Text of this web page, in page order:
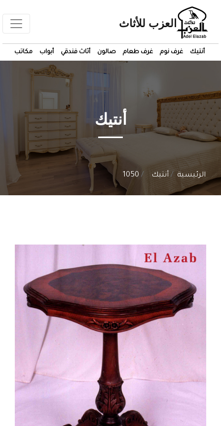
العزب للأثاث
أنتيك غرف نوم غرف طعام صالون أثاث فندقي أبواب مكاتب
أنتيك
الرئيسية أنتيك 1050